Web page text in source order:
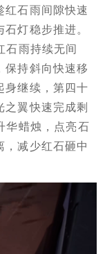
红石雨间隙快速
灯稳步推进。
石雨持续无间
保持斜向快速移
身继续，第四十
之翼快速完成剩
华蜡烛，点亮石
，减少红石砸中